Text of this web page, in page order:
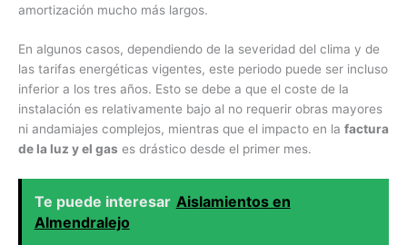
amortización mucho más largos.
En algunos casos, dependiendo de la severidad del clima y de
las tarifas energéticas vigentes, este periodo puede ser incluso
inferior a los tres años. Esto se debe a que el coste de la
instalación es relativamente bajo al no requerir obras mayores
ni andamiajes complejos, mientras que el impacto en la factura
de la luz y el gas es drástico desde el primer mes.
Te puede interesar Aislamientos en
Almendralejo